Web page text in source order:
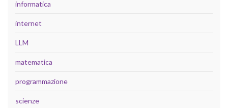
informatica
internet
LLM
matematica
programmazione
scienze